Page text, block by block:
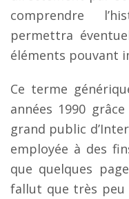
comprendre
permettra
éléments pouvant
Ce terme
années 1990
grand public
employée à des
que quelques
fallut que très peu